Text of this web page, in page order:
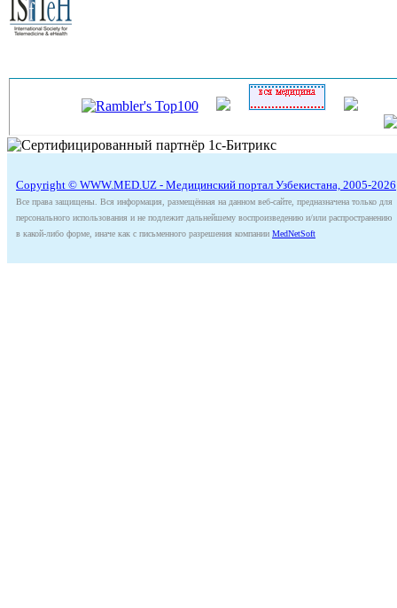
Copyright © WWW.MED.UZ - Медицинский портал Узбекистана, 2005-2026
Все права защищены. Вся информация, размещённая на данном веб-сайте, предназначена только для
персонального использования и не подлежит дальнейшему воспроизведению и/или распространению
в какой-либо форме, иначе как с письменного разрешения компании MedNetSoft